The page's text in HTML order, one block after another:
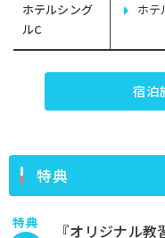
ホテルシング
ルC
ホテ
宿泊
特典
特典
『オリジナル